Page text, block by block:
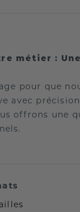
métier :
pour que
avec
offrons une